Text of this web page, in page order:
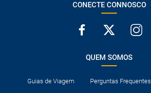
CONECTE CONNOSCO
QUEM SOMOS
Guias de Viagem Perguntas Frequentes